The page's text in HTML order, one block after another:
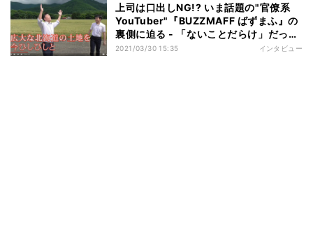
上司は口出しNG!? いま話題の"官僚系
YouTuber"『BUZZMAFF ばずまふ』の
裏側に迫る - 「ないことだらけ」だった
開設時の苦悩や伝えたい想いとは
2021/03/30 15:35 インタビュー